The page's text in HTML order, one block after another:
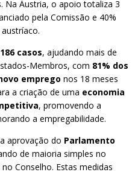
Na Áustria, o apoio totaliza 3
pela Comissão e 40%
186 casos, ajudando mais de
Membros, com 81% dos
emprego nos 18 meses
a criação de uma economia
, promovendo a
a empregabilidade.
aprovação do Parlamento
de maioria simples no
Conselho. Estas medidas